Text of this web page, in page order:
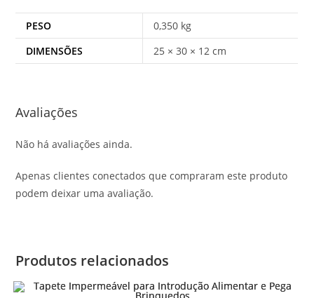
PESO
0,350 kg
DIMENSÕES
25 × 30 × 12 cm
Avaliações
Não há avaliações ainda.
Apenas clientes conectados que compraram este produto
podem deixar uma avaliação.
Produtos relacionados